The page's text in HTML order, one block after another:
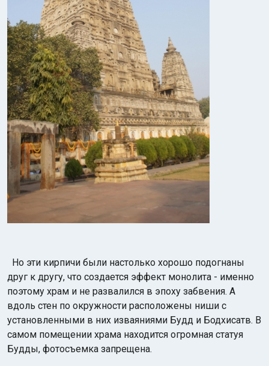
Но эти кирпичи были настолько хорошо подогнаны
друг к другу, что создается эффект монолита - именно
поэтому храм и не развалился в эпоху забвения. А
вдоль стен по окружности расположены ниши с
установленными в них изваяниями Будд и Бодхисатв. В
самом помещении храма находится огромная статуя
Будды, фотосъемка запрещена.